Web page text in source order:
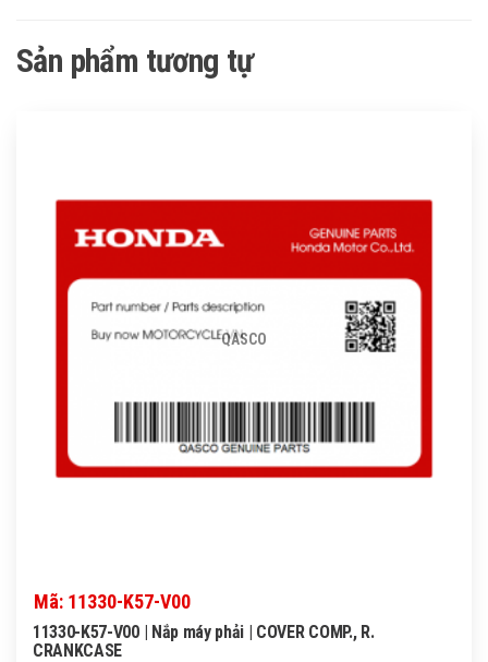
Sản phẩm tương tự
QASCO
Mã: 11330-K57-V00
11330-K57-V00 | Nắp máy phải | COVER COMP., R.
CRANKCASE